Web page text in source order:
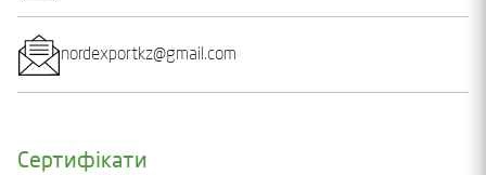
nordexportkz@gmail.com
Сертифікати